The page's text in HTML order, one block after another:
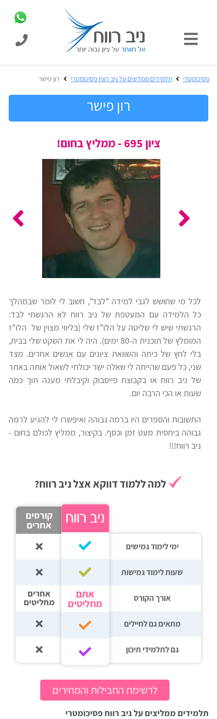
כניסת
תלמידים
מידע
כללי
קורסי
פסיכומטרי
ממליצים
המוצרים
מבית
רווח
הכנה
לצה"ל
וחטיבות
ביניים
הכנה
למבחני
מיון
לעבודה
ניב
רווח
לימודים
פסיכומטרי תלמידים ממליצים על ניב רווח פסיכומטרי רון פישר
רון פישר
ציון 695 - ממליץ בחום!
לכל מי שחושש לגבי למידה "לבד", חשוב לי לומר שבמהלך
כל הלמידה עם המעטפת של ניב רווח לא הרגשתי לבד:
הרגשתי שיש לי שליטה על הלו"ז שלי (בליווי מצוין של הלו"ז
המומלץ של תוכנית ה-80 ימים). היה לי את השקט שלי בבית,
בלי לחץ של כיתה והשוואת ציונים עם אנשים אחרים. מצד
שני, כל פעם שהייתה לי שאלה ישר יכולתי לשאול אותה באתר
של ניב רווח או בקבוצת פייסבוק וקיבלתי מענה תוך כמה
שעות או הכי הרבה יום.
התשובות והספרים היו ברמה גבוהה ואיפשרו לי להגיע לרמה
גבוהה ביחסית מעט זמן וכסף. בקיצור, ממליץ לכולם בחום -
ניב רווח!!!
למה ללמוד דווקא אצל ניב רווח?
ימי לימוד גמישים
שעות לימוד גמישות
אורך הקורס
מתאים גם לחיילים
גם לתלמידי תיכון‎‏
אתם
מחליטים
קורסים
אחרים
אחרים
מחליטים
לרשימת החבילות והמחירים
תלמידים ממליצים על ניב רווח פסיכומטרי